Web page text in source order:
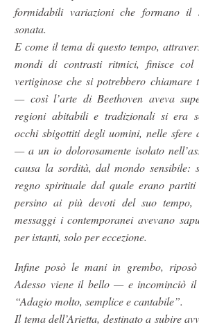
formidabili variazioni che formano il
sonata.
E come il tema di questo tempo,
mondi di contrasti ritmici, finisce col
vertiginose che si potrebbero chiamare
— così l’arte di Beethoven aveva
regioni abitabili e tradizionali si era
occhi sbigottiti degli uomini, nelle sfere
— a un io dolorosamente isolato
causa la sordità, dal mondo sensibile:
regno spirituale dal quale erano
persino ai più devoti del suo
messaggi i contemporanei avevano
per istanti, solo per eccezione.
Infine posò le mani in grembo,
Adesso viene il bello — e incominciò il
“Adagio molto, semplice e cantabile”.
Il tema dell’Arietta, destinato a subire